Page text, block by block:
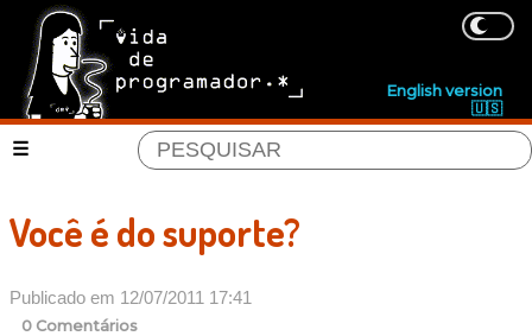
English version
🇺🇸
Você é do suporte?
Publicado em 12/07/2011 17:41
0 Comentários